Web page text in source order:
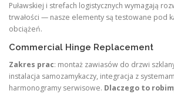
Puławskiej i strefach logistycznych wymagają
trwałości — nasze elementy są testowane pod
obciążeń.
Commercial Hinge Replacement
Zakres prac: montaż zawiasów do drzwi
instalacja samozamykaczy, integracja z
harmonogramy serwisowe. Dlaczego to